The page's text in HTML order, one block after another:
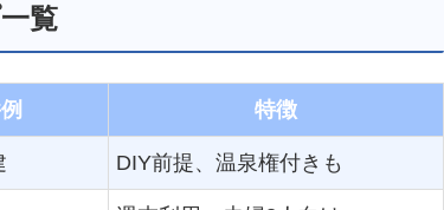
覧
特徴
DIY前提、温泉権付きも